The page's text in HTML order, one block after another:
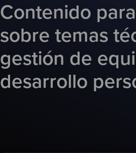
Contenido
sobre temas
gestión de
desarrollo